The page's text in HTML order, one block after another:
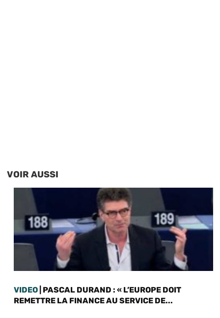
VOIR AUSSI
VIDEO | PASCAL DURAND : « L’EUROPE DOIT
REMETTRE LA FINANCE AU SERVICE DE...